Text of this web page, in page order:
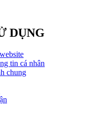
DỤNG
tin cá nhân
chung